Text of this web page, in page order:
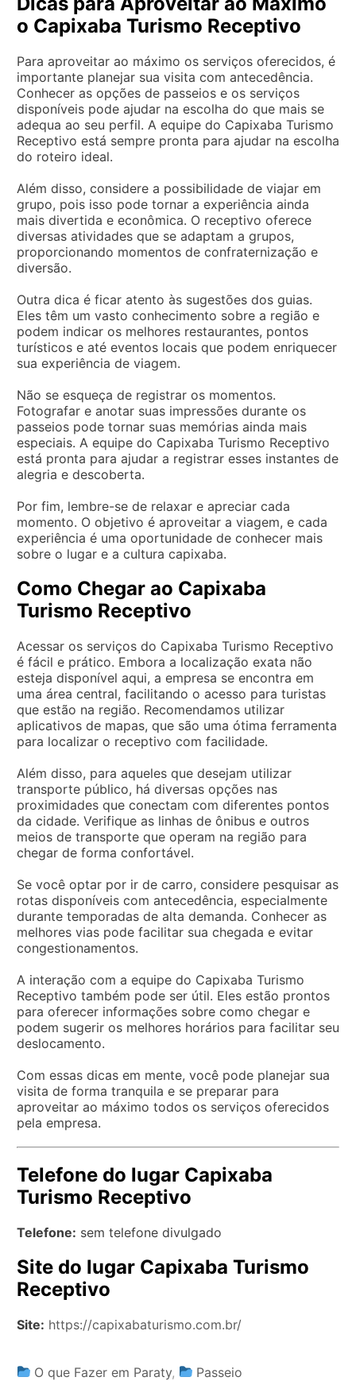
o Capixaba Turismo Receptivo
Para aproveitar ao máximo os serviços oferecidos, é
importante planejar sua visita com antecedência.
Conhecer as opções de passeios e os serviços
disponíveis pode ajudar na escolha do que mais se
adequa ao seu perfil. A equipe do Capixaba Turismo
Receptivo está sempre pronta para ajudar na escolha
do roteiro ideal.
Além disso, considere a possibilidade de viajar em
grupo, pois isso pode tornar a experiência ainda
mais divertida e econômica. O receptivo oferece
diversas atividades que se adaptam a grupos,
proporcionando momentos de confraternização e
diversão.
Outra dica é ficar atento às sugestões dos guias.
Eles têm um vasto conhecimento sobre a região e
podem indicar os melhores restaurantes, pontos
turísticos e até eventos locais que podem enriquecer
sua experiência de viagem.
Não se esqueça de registrar os momentos.
Fotografar e anotar suas impressões durante os
passeios pode tornar suas memórias ainda mais
especiais. A equipe do Capixaba Turismo Receptivo
está pronta para ajudar a registrar esses instantes de
alegria e descoberta.
Por fim, lembre-se de relaxar e apreciar cada
momento. O objetivo é aproveitar a viagem, e cada
experiência é uma oportunidade de conhecer mais
sobre o lugar e a cultura capixaba.
Como Chegar ao Capixaba
Turismo Receptivo
Acessar os serviços do Capixaba Turismo Receptivo
é fácil e prático. Embora a localização exata não
esteja disponível aqui, a empresa se encontra em
uma área central, facilitando o acesso para turistas
que estão na região. Recomendamos utilizar
aplicativos de mapas, que são uma ótima ferramenta
para localizar o receptivo com facilidade.
Além disso, para aqueles que desejam utilizar
transporte público, há diversas opções nas
proximidades que conectam com diferentes pontos
da cidade. Verifique as linhas de ônibus e outros
meios de transporte que operam na região para
chegar de forma confortável.
Se você optar por ir de carro, considere pesquisar as
rotas disponíveis com antecedência, especialmente
durante temporadas de alta demanda. Conhecer as
melhores vias pode facilitar sua chegada e evitar
congestionamentos.
A interação com a equipe do Capixaba Turismo
Receptivo também pode ser útil. Eles estão prontos
para oferecer informações sobre como chegar e
podem sugerir os melhores horários para facilitar seu
deslocamento.
Com essas dicas em mente, você pode planejar sua
visita de forma tranquila e se preparar para
aproveitar ao máximo todos os serviços oferecidos
pela empresa.
Telefone do lugar Capixaba
Turismo Receptivo
Telefone: sem telefone divulgado
Site do lugar Capixaba Turismo
Receptivo
Site: https://capixabaturismo.com.br/
O que Fazer em Paraty, Passeio